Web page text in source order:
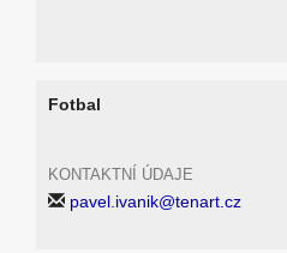
Fotbal
KONTAKTNÍ ÚDAJE
pavel.ivanik@tenart.cz